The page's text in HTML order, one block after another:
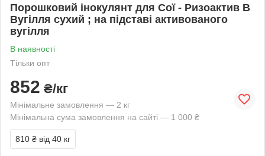
Порошковий інокулянт для Сої - Ризоактив В
Вугілля сухий ; на підставі активованого
вугілля
В наявності
Тільки опт
852 ₴/кг
Мінімальне замовлення — 2 кг
Мінімальна сума замовлення на сайті — 1 000 ₴
810 ₴ від 40 кг